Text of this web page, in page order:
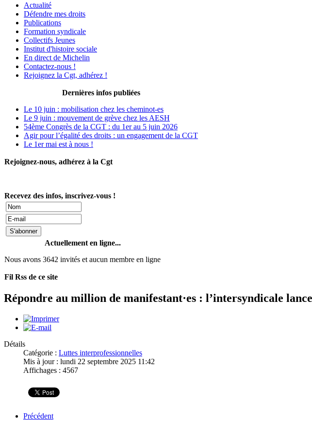
Actualité
Défendre mes droits
Publications
Formation syndicale
Collectifs Jeunes
Institut d'histoire sociale
En direct de Michelin
Contactez-nous !
Rejoignez la Cgt, adhérez !
Dernières infos publiées
Le 10 juin : mobilisation chez les cheminot-es
Le 9 juin : mouvement de grève chez les AESH
54ème Congrès de la CGT : du 1er au 5 juin 2026
Agir pour l’égalité des droits : un engagement de la CGT
Le 1er mai est à nous !
Rejoignez-nous, adhérez à la Cgt
Recevez des infos, inscrivez-vous !
Actuellement en ligne...
Nous avons 3642 invités et aucun membre en ligne
Fil Rss de ce site
Répondre au million de manifestant·es : l’intersyndicale
Détails
Catégorie : Luttes interprofessionnelles
Mis à jour : lundi 22 septembre 2025 11:42
Affichages : 4567
Précédent